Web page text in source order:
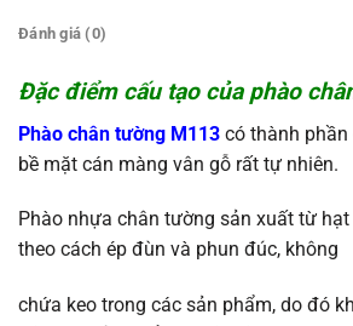
Đánh giá (0)
Đặc điểm cấu tạo của phào
Phào chân tường M113 có thành
bề mặt cán màng vân gỗ rất tự nhiên.
Phào nhựa chân tường sản xuất từ
theo cách ép đùn và phun đúc, không
chứa keo trong các sản phẩm, do đó